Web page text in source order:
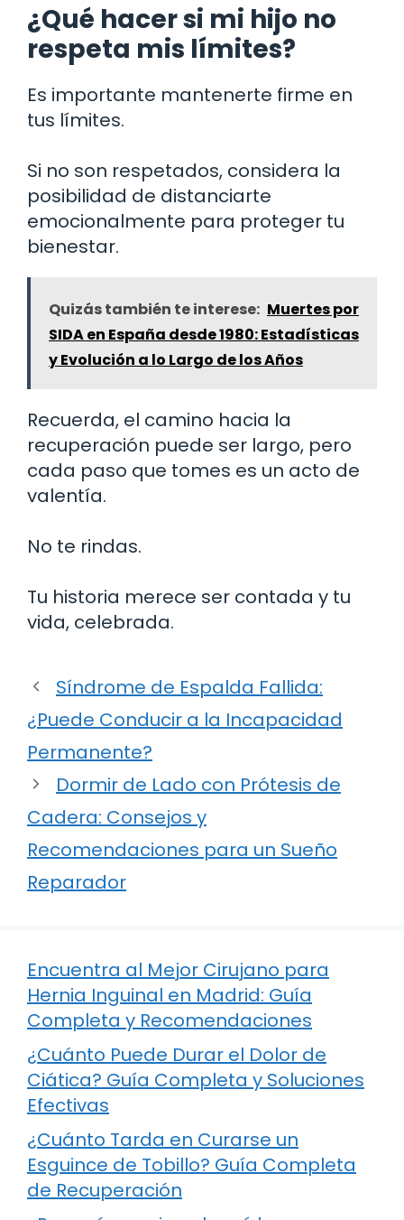
¿Qué hacer si mi hijo no
respeta mis límites?
Es importante mantenerte firme en
tus límites.
Si no son respetados, considera la
posibilidad de distanciarte
emocionalmente para proteger tu
bienestar.
Quizás también te interese: Muertes por
SIDA en España desde 1980: Estadísticas
y Evolución a lo Largo de los Años
Recuerda, el camino hacia la
recuperación puede ser largo, pero
cada paso que tomes es un acto de
valentía.
No te rindas.
Tu historia merece ser contada y tu
vida, celebrada.
Síndrome de Espalda Fallida:
¿Puede Conducir a la Incapacidad
Permanente?
Dormir de Lado con Prótesis de
Cadera: Consejos y
Recomendaciones para un Sueño
Reparador
Encuentra al Mejor Cirujano para
Hernia Inguinal en Madrid: Guía
Completa y Recomendaciones
¿Cuánto Puede Durar el Dolor de
Ciática? Guía Completa y Soluciones
Efectivas
¿Cuánto Tarda en Curarse un
Esguince de Tobillo? Guía Completa
de Recuperación